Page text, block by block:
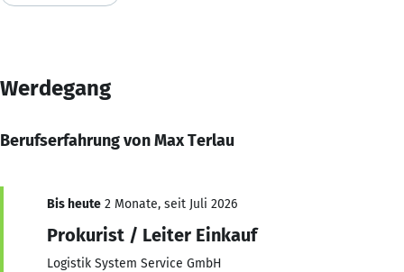
Werdegang
Berufserfahrung von Max Terlau
Bis heute 2 Monate, seit Juli 2026
Prokurist / Leiter Einkauf
Logistik System Service GmbH